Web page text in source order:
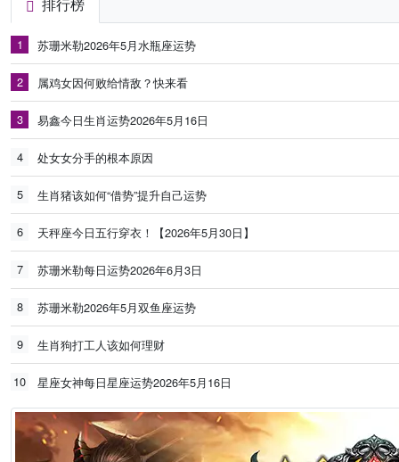
1 苏珊米勒2026年5月水瓶座运势
2 属鸡女因何败给情敌？快来看
3 易鑫今日生肖运势2026年5月16日
4 处女女分手的根本原因
5 生肖猪该如何“借势”提升自己运势
6 天秤座今日五行穿衣！【2026年5月30日】
7 苏珊米勒每日运势2026年6月3日
8 苏珊米勒2026年5月双鱼座运势
9 生肖狗打工人该如何理财
10 星座女神每日星座运势2026年5月16日